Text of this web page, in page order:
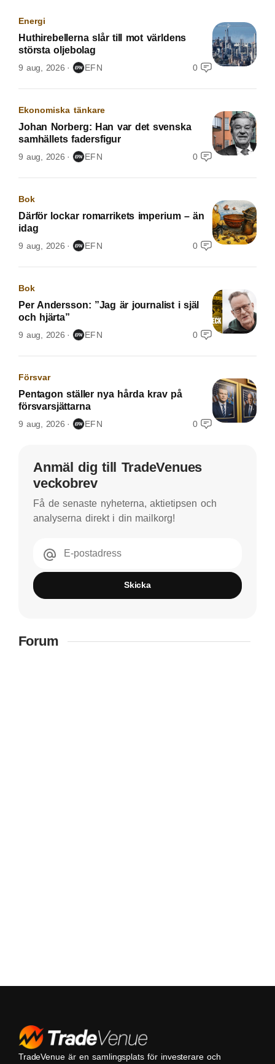
Energi
Huthirebellerna slår till mot världens
största oljebolag
9 aug, 2026 EFN 0
Ekonomiska tänkare
Johan Norberg: Han var det svenska
samhällets fadersfigur
9 aug, 2026 EFN 0
Bok
Därför lockar romarrikets imperium – än
idag
9 aug, 2026 EFN 0
Bok
Per Andersson: ”Jag är journalist i själ
och hjärta”
9 aug, 2026 EFN 0
Försvar
Pentagon ställer nya hårda krav på
försvarsjättarna
9 aug, 2026 EFN 0
Anmäl dig till TradeVenues
veckobrev
Få de senaste nyheterna, aktietipsen och
analyserna direkt i din mailkorg!
E-postadress
Skicka
Forum
TradeVenue är en samlingsplats för investerare och